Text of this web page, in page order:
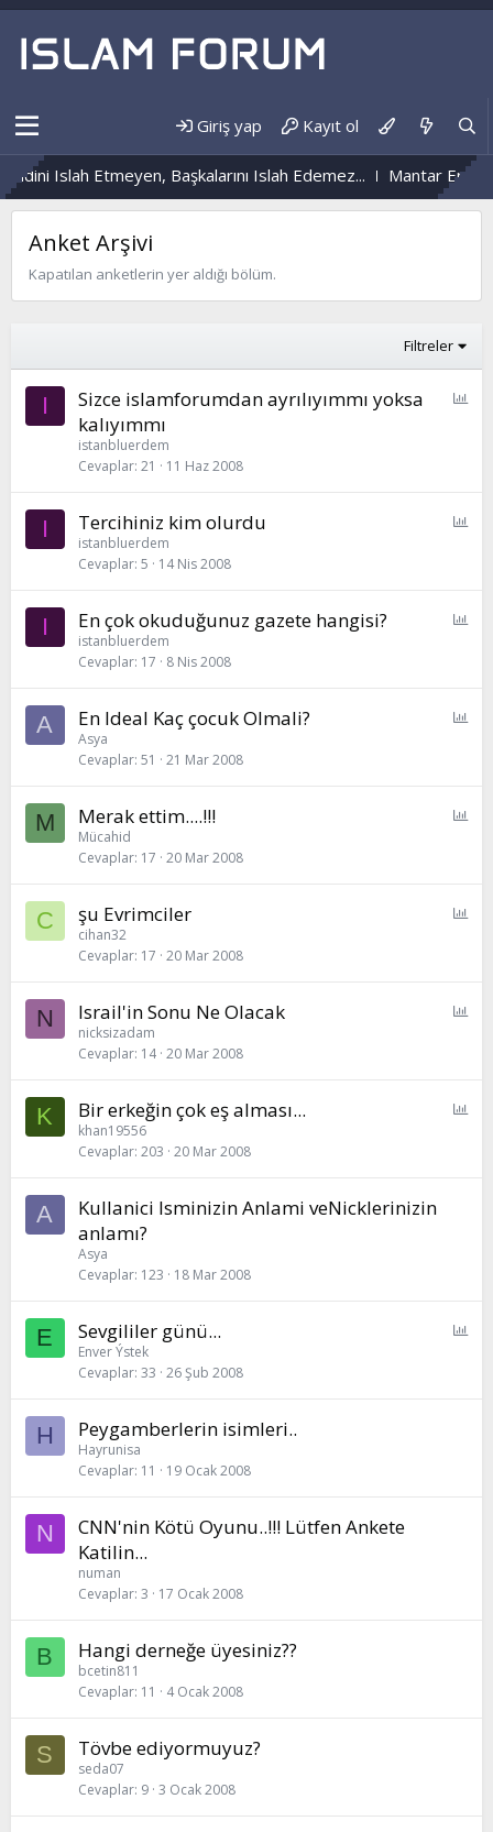
Giriş yap Kayıt ol
Islah Etmeyen, Başkalarını Islah Edemez... Mantar
Anket Arşivi
Kapatılan anketlerin yer aldığı bölüm.
Filtreler
I
Sizce islamforumdan ayrılıyımmı yoksa
kalıyımmı
istanbluerdem
Cevaplar 21 11 Haz 2008
I Tercihiniz kim olurdu
istanbluerdem
Cevaplar 5 14 Nis 2008
I En çok okuduğunuz gazete hangisi?
istanbluerdem
Cevaplar 17 8 Nis 2008
A En Ideal Kaç çocuk Olmali?
Asya
Cevaplar 51 21 Mar 2008
M Merak ettim....!!!
Mücahid
Cevaplar 17 20 Mar 2008
C şu Evrimciler
cihan32
Cevaplar 17 20 Mar 2008
N Israil'in Sonu Ne Olacak
nicksizadam
Cevaplar 14 20 Mar 2008
K Bir erkeğin çok eş alması...
khan19556
Cevaplar 203 20 Mar 2008
A
Kullanici Isminizin Anlami veNicklerinizin
anlamı?
Asya
Cevaplar 123 18 Mar 2008
E Sevgililer günü...
Enver Ýstek
Cevaplar 33 26 Şub 2008
H Peygamberlerin isimleri..
Hayrunisa
Cevaplar 11 19 Ocak 2008
N
CNN'nin Kötü Oyunu..!!! Lütfen Ankete
Katilin...
numan
Cevaplar 3 17 Ocak 2008
B Hangi derneğe üyesiniz??
bcetin811
Cevaplar 11 4 Ocak 2008
S Tövbe ediyormuyuz?
seda07
Cevaplar 9 3 Ocak 2008